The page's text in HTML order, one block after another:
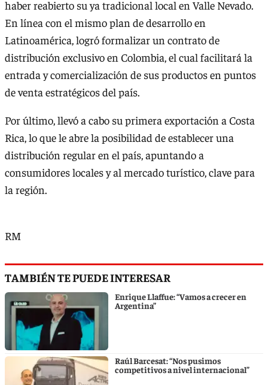
haber reabierto su ya tradicional local en Valle Nevado.
En línea con el mismo plan de desarrollo en
Latinoamérica, logró formalizar un contrato de
distribución exclusivo en Colombia, el cual facilitará la
entrada y comercialización de sus productos en puntos
de venta estratégicos del país.
Por último, llevó a cabo su primera exportación a Costa
Rica, lo que le abre la posibilidad de establecer una
distribución regular en el país, apuntando a
consumidores locales y al mercado turístico, clave para
la región.
RM
TAMBIÉN TE PUEDE INTERESAR
Enrique Llaffue: “Vamos a crecer en
Argentina”
Raúl Barcesat: “Nos pusimos
competitivos a nivel internacional”